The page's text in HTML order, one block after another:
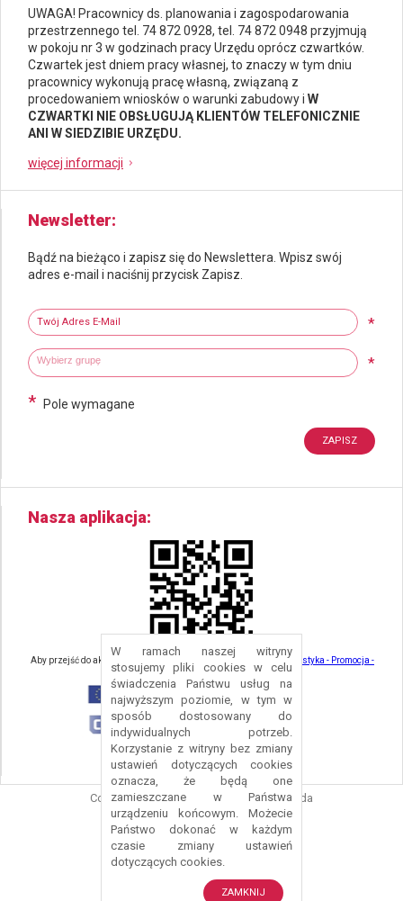
W ramach naszej witryny
stosujemy pliki cookies w celu
świadczenia Państwu usług na
najwyższym poziomie, w tym w
sposób dostosowany do
indywidualnych potrzeb.
Korzystanie z witryny bez zmiany
ustawień dotyczących cookies
oznacza, że będą one
zamieszczane w Państwa
urządzeniu końcowym. Możecie
Państwo dokonać w każdym
czasie zmiany ustawień
dotyczących cookies.
ZAMKNIJ
UWAGA! Pracownicy ds. planowania i zagospodarowania
przestrzennego tel. 74 872 0928, tel. 74 872 0948 przyjmują
w pokoju nr 3 w godzinach pracy Urzędu oprócz czwartków.
Czwartek jest dniem pracy własnej, to znaczy w tym dniu
pracownicy wykonują pracę własną, związaną z
procedowaniem wniosków o warunki zabudowy i W
CZWARTKI NIE OBSŁUGUJĄ KLIENTÓW TELEFONICZNIE
ANI W SIEDZIBIE URZĘDU.
więcej informacji
Newsletter
Bądź na bieżąco i zapisz się do Newslettera. Wpisz swój
adres e-mail i naciśnij przycisk Zapisz.
Twój adres e-mail
*
Wybierz grupy tematyczne *
Wpisz wyszukiwaną fraze
* Pole wymagane
Nasza aplikacja
Aby przejść do aktualności związanych z turystyką - kliknij tu:
Turystyka - Promocja -
Strefa Turysty - Gmina Nowa Ruda
Copyright © 2016 Urząd Gminy Nowa Ruda
Projekt i wykonanie:Logonet Sp. z o.o.